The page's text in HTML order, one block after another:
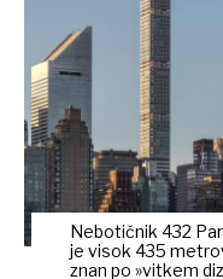
Nebotičnik 432
je visok 435
znan po »vitkem